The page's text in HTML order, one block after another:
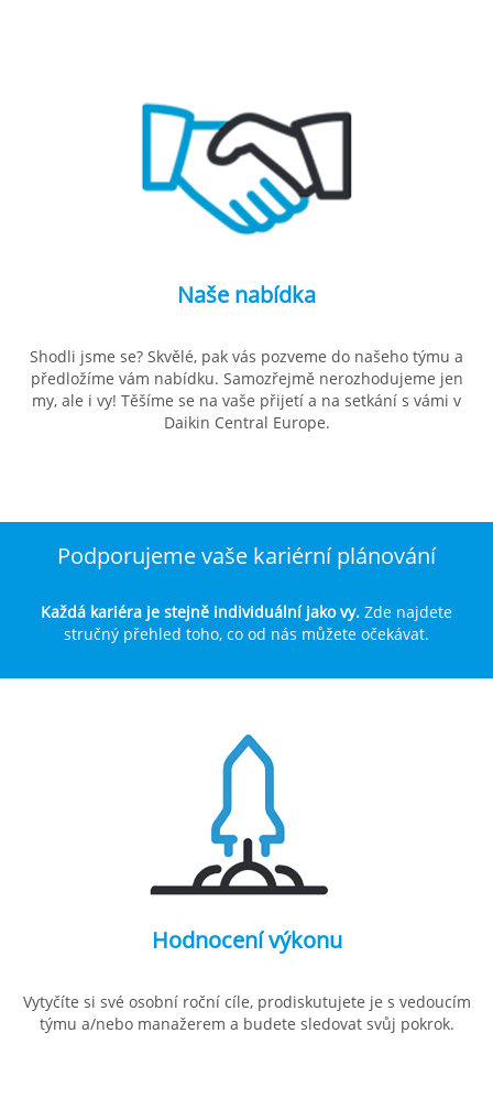
Naše nabídka
Shodli jsme se? Skvělé, pak vás pozveme do našeho týmu a
předložíme vám nabídku. Samozřejmě nerozhodujeme jen
my, ale i vy! Těšíme se na vaše přijetí a na setkání s vámi v
Daikin Central Europe.
Podporujeme vaše kariérní plánování
Každá kariéra je stejně individuální jako vy. Zde najdete
stručný přehled toho, co od nás můžete očekávat.
Hodnocení výkonu
Vytyčíte si své osobní roční cíle, prodiskutujete je s vedoucím
týmu a/nebo manažerem a budete sledovat svůj pokrok.